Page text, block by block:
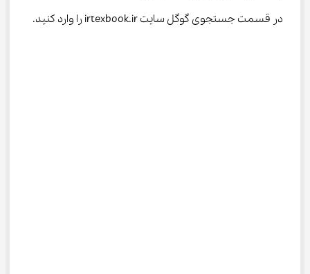
در قسمت جستجوی گوگل سایت irtexbook.ir را وارد کنید.